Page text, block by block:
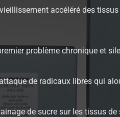
accéléré des
problème chronique et
de radicaux libres qui
de sucre sur les tissus